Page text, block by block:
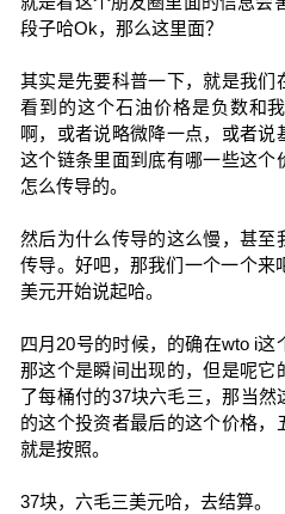
段子哈Ok，那么这里面？
其实是先要科普一下，就是我
看到的这个石油价格是负数和
啊，或者说略微降一点，或者
这个链条里面到底有哪一些这
怎么传导的。
然后为什么传导的这么慢，甚
传导。好吧，那我们一个一个来
美元开始说起哈。
四月20号的时候，的确在wto i这
那这个是瞬间出现的，但是呢它
了每桶付的37块六毛三，那当
的这个投资者最后的这个价格
就是按照。
37块，六毛三美元哈，去结算。